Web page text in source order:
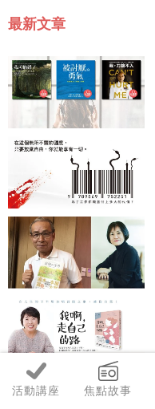
活動講座 焦點故事
最新文章